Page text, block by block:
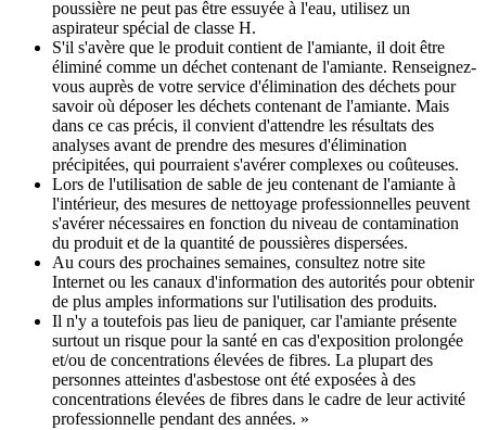
poussière ne peut pas être essuyée à l'eau, utilisez un
aspirateur spécial de classe H.
S'il s'avère que le produit contient de l'amiante, il doit être
éliminé comme un déchet contenant de l'amiante. Renseignez-
vous auprès de votre service d'élimination des déchets pour
savoir où déposer les déchets contenant de l'amiante. Mais
dans ce cas précis, il convient d'attendre les résultats des
analyses avant de prendre des mesures d'élimination
précipitées, qui pourraient s'avérer complexes ou coûteuses.
Lors de l'utilisation de sable de jeu contenant de l'amiante à
l'intérieur, des mesures de nettoyage professionnelles peuvent
s'avérer nécessaires en fonction du niveau de contamination
du produit et de la quantité de poussières dispersées.
Au cours des prochaines semaines, consultez notre site
Internet ou les canaux d'information des autorités pour obtenir
de plus amples informations sur l'utilisation des produits.
Il n'y a toutefois pas lieu de paniquer, car l'amiante présente
surtout un risque pour la santé en cas d'exposition prolongée
et/ou de concentrations élevées de fibres. La plupart des
personnes atteintes d'asbestose ont été exposées à des
concentrations élevées de fibres dans le cadre de leur activité
professionnelle pendant des années. »